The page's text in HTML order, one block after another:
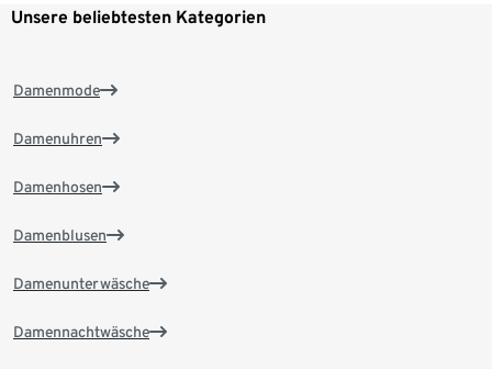
Unsere beliebtesten Kategorien
Damenmode
Damenuhren
Damenhosen
Damenblusen
Damenunterwäsche
Damennachtwäsche